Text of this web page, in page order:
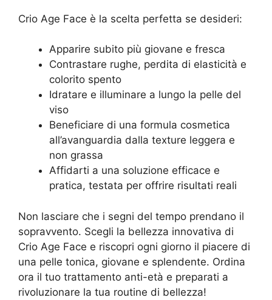
Crio Age Face è la scelta perfetta se desideri:
Apparire subito più giovane e fresca
Contrastare rughe, perdita di elasticità e
colorito spento
Idratare e illuminare a lungo la pelle del
viso
Beneficiare di una formula cosmetica
all’avanguardia dalla texture leggera e
non grassa
Affidarti a una soluzione efficace e
pratica, testata per offrire risultati reali
Non lasciare che i segni del tempo prendano il
sopravvento. Scegli la bellezza innovativa di
Crio Age Face e riscopri ogni giorno il piacere di
una pelle tonica, giovane e splendente. Ordina
ora il tuo trattamento anti-età e preparati a
rivoluzionare la tua routine di bellezza!